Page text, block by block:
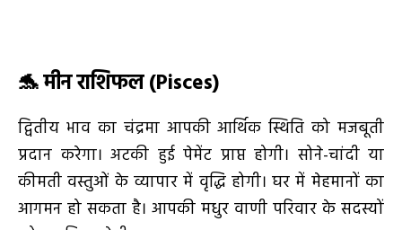
🐬मीन राशिफल (Pisces)
द्वितीय भाव का चंद्रमा आपकी आर्थिक स्थिति को मजबूती
प्रदान करेगा। अटकी हुई पेमेंट प्राप्त होगी। सोने-चांदी या
कीमती वस्तुओं के व्यापार में वृद्धि होगी। घर में मेहमानों का
आगमन हो सकता है। आपकी मधुर वाणी परिवार के सदस्यों